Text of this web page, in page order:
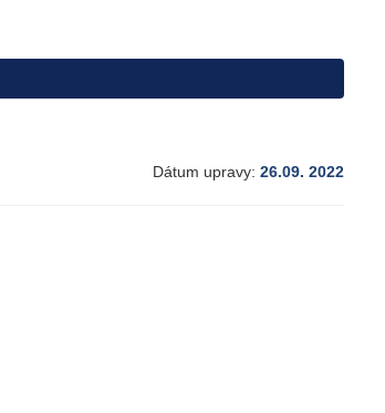
Dátum upravy: 26.09. 2022